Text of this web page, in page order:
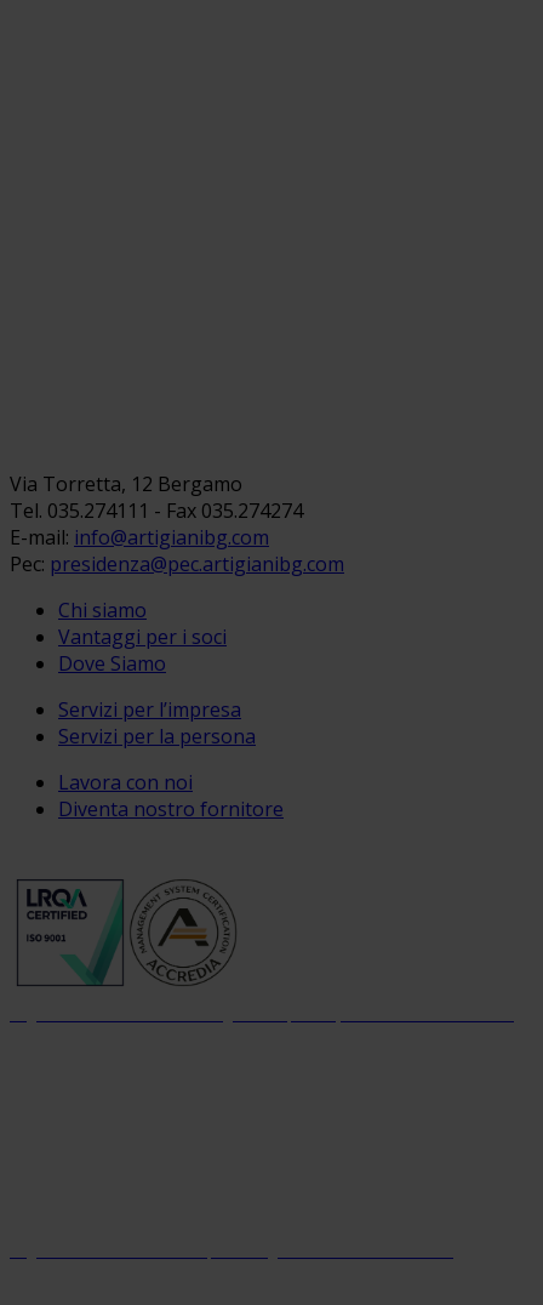
Via Torretta, 12 Bergamo
Tel. 035.274111 - Fax 035.274274
E-mail: info@artigianibg.com
Pec: presidenza@pec.artigianibg.com
Chi siamo
Vantaggi per i soci
Dove Siamo
Servizi per l’impresa
Servizi per la persona
Lavora con noi
Diventa nostro fornitore